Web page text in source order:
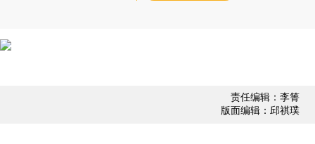
责任编辑：李箐
版面编辑：邱祺璞